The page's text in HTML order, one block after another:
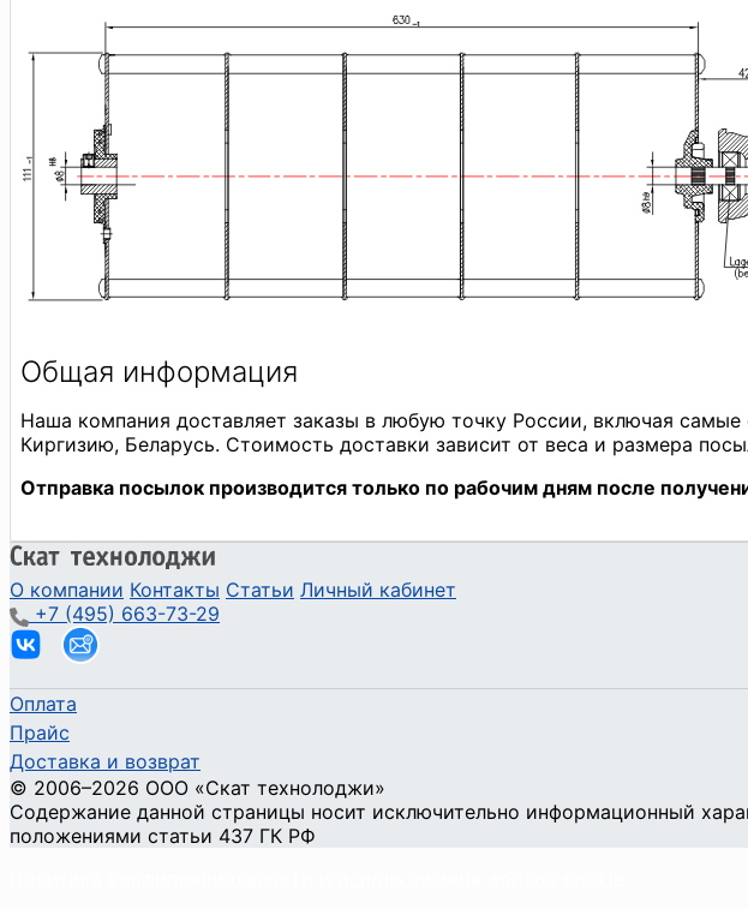
О компании Контакты Статьи Личный кабинет
+7 (495) 663-73-29
Оплата
Прайс
Доставка и возврат
© 2006–2026 ООО «Скат технолоджи»
Содержание данной страницы носит исключительно информационный
положениями статьи 437 ГК РФ